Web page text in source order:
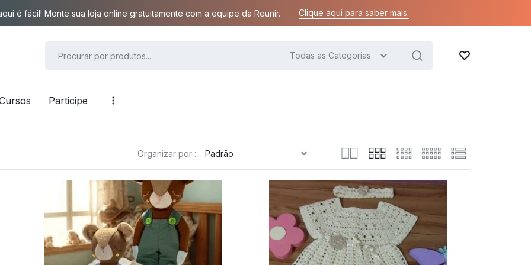
é fácil! Monte sua loja online gratuitamente com a equipe da Reunir. Clique aqui para saber mais.
Todas as Categorias
Participe
Organizar por :